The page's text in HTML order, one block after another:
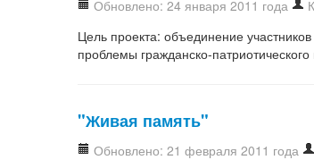
Обновлено: 24 января 2011 года
Цель проекта: объединение
проблемы гражданско-
"Живая память"
Обновлено: 21 февраля 2011 года